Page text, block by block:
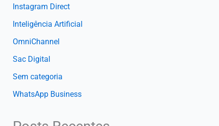
Instagram Direct
Inteligência Artificial
OmniChannel
Sac Digital
Sem categoria
WhatsApp Business